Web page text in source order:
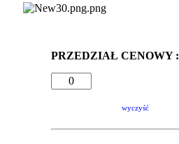
PRZEDZIAŁ CENOWY :
wyczyść